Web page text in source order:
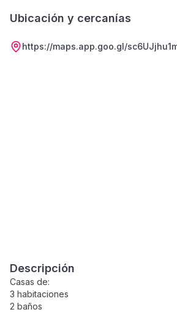
Ubicación y cercanías
https://maps.app.goo.gl/
Descripción
Casas de:
3 habitaciones
2 baños